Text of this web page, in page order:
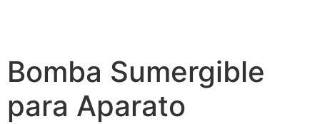
Bomba Sumergible
para Aparato